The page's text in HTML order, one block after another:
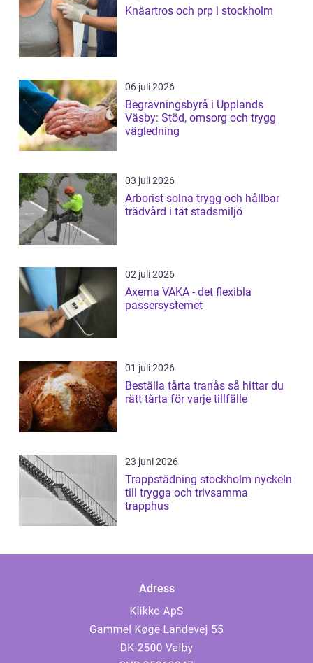
Knäartros och prp i stockholm
06 juli 2026
Begravningsbyrå i Upplands
Väsby: Stöd, omsorg och trygg
vägledning
03 juli 2026
Arborist solna trygg och hållbar
trädvård i tät stadsmiljö
02 juli 2026
Axema VAKA - det flexibla
passersystemet
01 juli 2026
Beställa tårta tranås så hittar du
rätt tårta för varje tillfälle
23 juni 2026
Trappstädning stockholm nyckeln
till trygga och trivsamma
trapphus
Adress